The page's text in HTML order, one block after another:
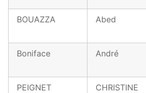
BOUAZZA Abed
Boniface André
PEIGNET CHRISTINE